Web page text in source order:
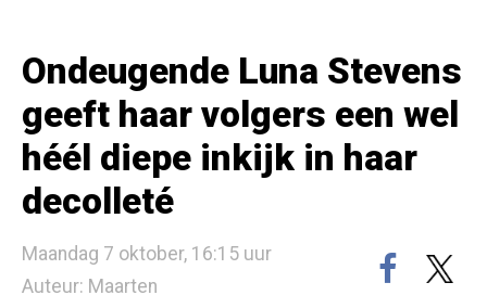
Ondeugende Luna Stevens
geeft haar volgers een wel
héél diepe inkijk in haar
decolleté
Maandag 7 oktober, 16:15 uur
Auteur: Maarten